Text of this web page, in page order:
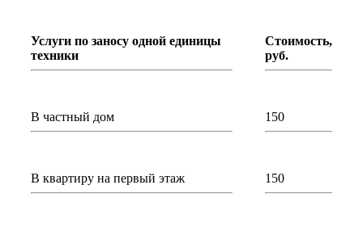
Услуги по заносу одной единицы
техники
Стоимость,
руб.
В частный дом 150
В квартиру на первый этаж 150